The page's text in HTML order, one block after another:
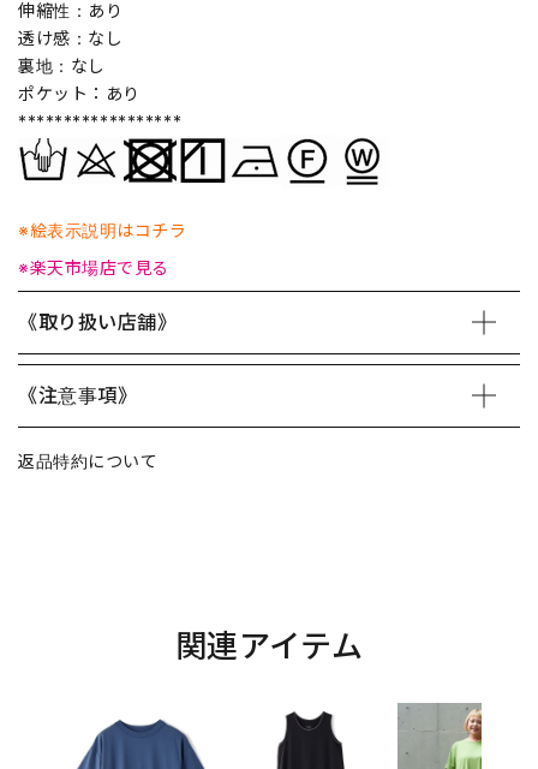
伸縮性：あり
透け感：なし
裏地：なし
ポケット：あり
******************
※絵表示説明はコチラ
※楽天市場店で見る
《取り扱い店舗》
《注意事項》
返品特約について
関連アイテム